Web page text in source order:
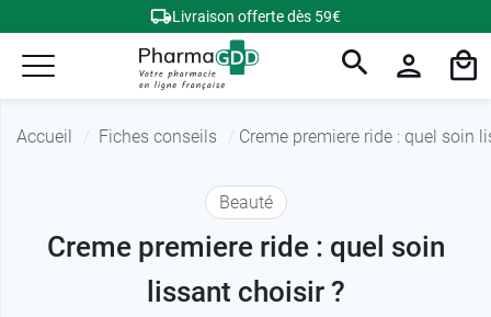
Livraison offerte dès 59€
Accueil Fiches conseils Creme premiere ride : quel soin
Beauté
Creme premiere ride : quel soin
lissant choisir ?